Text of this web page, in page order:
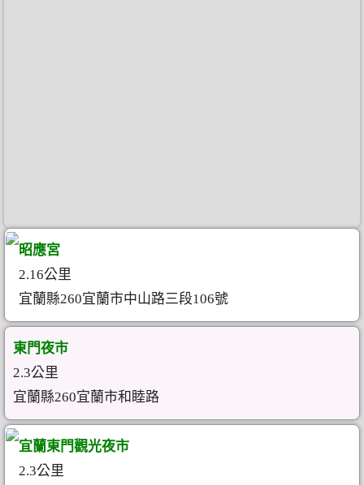
昭應宮
2.16公里
宜蘭縣260宜蘭市中山路三段106號
東門夜市
2.3公里
宜蘭縣260宜蘭市和睦路
宜蘭東門觀光夜市
2.3公里